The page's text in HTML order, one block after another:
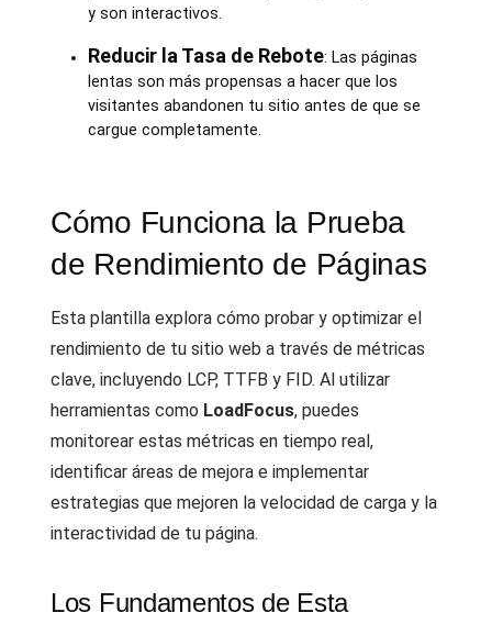
y son interactivos.
Reducir la Tasa de Rebote: Las páginas
lentas son más propensas a hacer que los
visitantes abandonen tu sitio antes de que se
cargue completamente.
Cómo Funciona la Prueba
de Rendimiento de Páginas
Esta plantilla explora cómo probar y optimizar el
rendimiento de tu sitio web a través de métricas
clave, incluyendo LCP, TTFB y FID. Al utilizar
herramientas como LoadFocus, puedes
monitorear estas métricas en tiempo real,
identificar áreas de mejora e implementar
estrategias que mejoren la velocidad de carga y la
interactividad de tu página.
Los Fundamentos de Esta